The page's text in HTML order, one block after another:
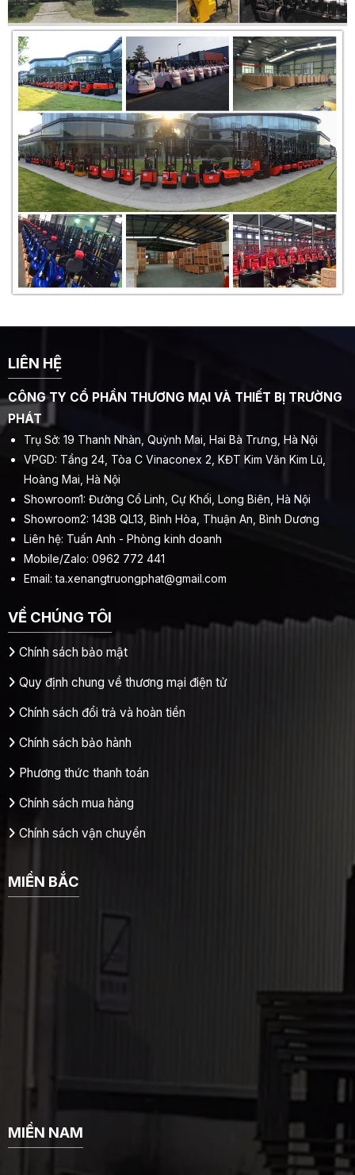
LIÊN HỆ
CÔNG TY CỔ PHẦN THƯƠNG MẠI VÀ THIẾT BỊ TRƯỜNG
PHÁT
Trụ Sở: 19 Thanh Nhàn, Quỳnh Mai, Hai Bà Trưng, Hà Nội
VPGD: Tầng 24, Tòa C Vinaconex 2, KĐT Kim Văn Kim Lũ,
Hoàng Mai, Hà Nội
Showroom1: Đường Cổ Linh, Cự Khối, Long Biên, Hà Nội
Showroom2: 143B QL13, Bình Hòa, Thuận An, Bình Dương
Liên hệ: Tuấn Anh - Phòng kinh doanh
Mobile/Zalo: 0962 772 441
Email:ta.xenangtruongphat@gmail.com
VỀ CHÚNG TÔI
Chính sách bảo mật
Quy định chung về thương mại điện tử
Chính sách đổi trả và hoàn tiền
Chính sách bảo hành
Phương thức thanh toán
Chính sách mua hàng
Chính sách vận chuyển
MIỀN BẮC
MIỀN NAM